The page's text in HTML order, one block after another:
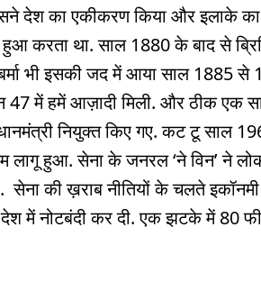
देश का एकीकरण किया और इलाके का
करता था. साल 1880 के बाद से
भी इसकी जद में आया साल 1885
में हमें आज़ादी मिली. और ठीक एक
नियुक्त किए गए. कट टू साल
लागू हुआ. सेना के जनरल ‘ने विन’ ने
की ख़राब नीतियों के चलते
में नोटबंदी कर दी. एक झटके में 80